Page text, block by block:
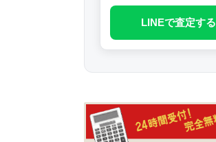
LINEで査定する